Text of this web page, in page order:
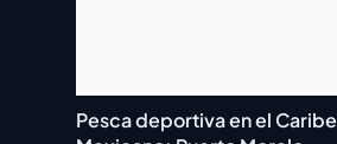
Pesca deportiva en el Caribe